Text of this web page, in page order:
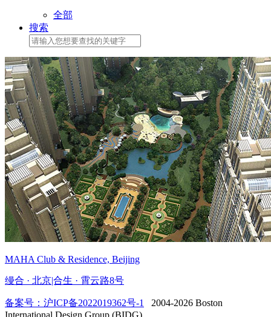
全部
搜索
MAHA Club & Residence, Beijing
缦合 · 北京|合生 · 霄云路8号
备案号：沪ICP备2022019362号-1
2004-2026 Boston
International Design Group (BIDG).